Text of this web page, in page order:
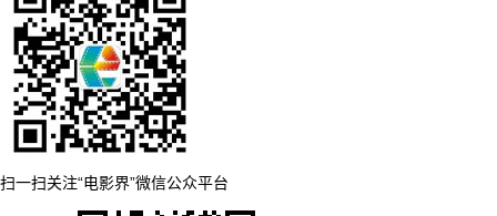
扫一扫关注“电影界”微信公众平台